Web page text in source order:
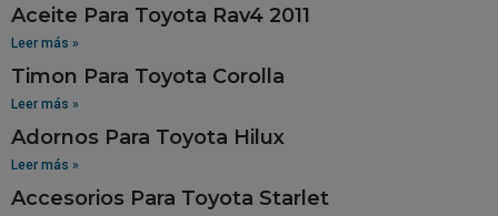
Aceite Para Toyota Rav4 2011
Leer más »
Timon Para Toyota Corolla
Leer más »
Adornos Para Toyota Hilux
Leer más »
Accesorios Para Toyota Starlet